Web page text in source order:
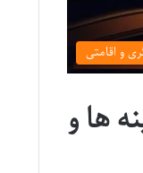
و اقامتی
ها و